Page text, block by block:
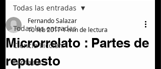
Todas las entradas
Ciencia Ficción
Fantasía
Todas las entradas
Microrrelato : Partes de
repuesto
Fernando Salazar
10 feb 20171 min de lectura